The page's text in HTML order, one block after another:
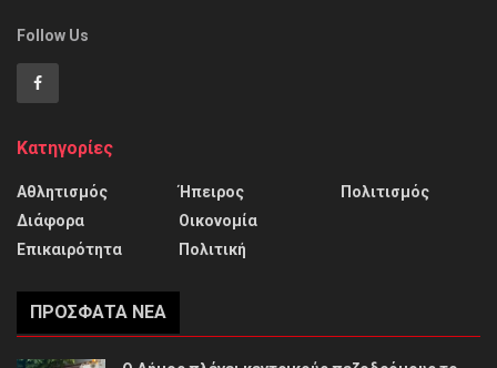
Follow Us
Κατηγορίες
Αθλητισμός
Διάφορα
Επικαιρότητα
Ήπειρος
Οικονομία
Πολιτική
Πολιτισμός
ΠΡΌΣΦΑΤΑ ΝΈΑ